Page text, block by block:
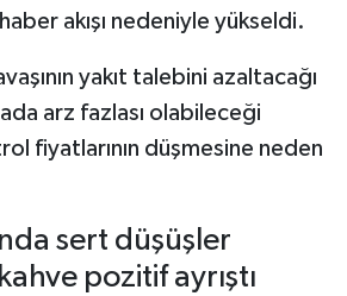
akışı nedeniyle yükseldi.
yakıt talebini azaltacağı
arz fazlası olabileceği
fiyatlarının düşmesine neden
sert düşüşler
pozitif ayrıştı